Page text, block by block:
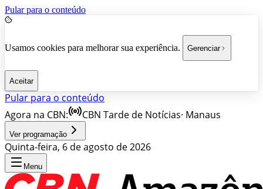
Pular para o conteúdo
Usamos cookies para melhorar sua experiência. Gerenciar
Aceitar
Pular para o conteúdo
Agora na CBN:
CBN Tarde de Notícias· Manaus
Ver programação
Quinta-feira, 6 de agosto de 2026
Menu